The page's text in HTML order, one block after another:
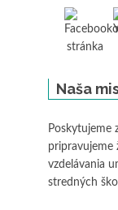
Naša
Poskytujeme
pripravujeme
vzdelávania
stredných